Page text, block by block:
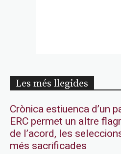
Les més llegides
Crònica estiuenca d’un
ERC permet un altre
de l’acord, les
més sacrificades